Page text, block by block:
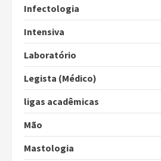
Infectologia
Intensiva
Laboratório
Legista (Médico)
ligas acadêmicas
Mão
Mastologia